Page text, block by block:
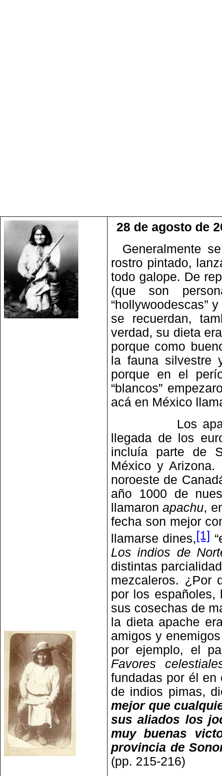
28 de agosto de
Generalmente
rostro pintado,
todo galope. De
(que son
“hollywoodescas”
se recuerdan,
verdad, su dieta
porque como
la fauna silvestre
porque en el
“blancos”
acá en México
Los apaches
llegada de los
incluía parte de
México y Arizona.
noroeste de
año 1000 de
llamaronapachu,
fecha son mejor
llamarse dines, [1]
Los indios de
distintas
mezcaleros. ¿Por
por los españoles,
sus cosechas de
la dieta apache
amigos y
por ejemplo, el
Favores
fundadas por él en
de indios pimas,
mejor que
sus aliados los
muy buenas
provincia de
(pp. 215-216)